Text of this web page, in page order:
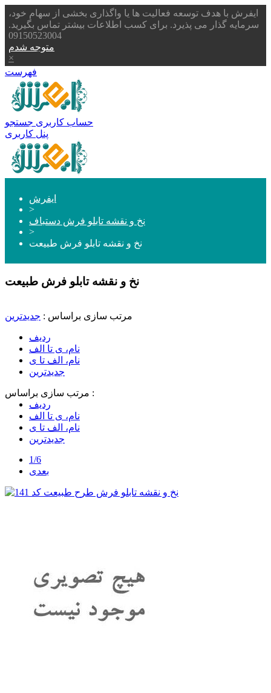
ایفرش با هدف توسعه فعالیت ها یا واگذاری بخشی از سهام خود،
سرمایه گذار می پذیرد. برای کسب اطلاعات بیشتر تماس بگیرید.
09150523004
متوجه شدم
×
فهرست
حساب کاربری جستجو
پنل کاربری
ایفرش
>
نخ و نقشه تابلو فرش دستباف
>
نخ و نقشه تابلو فرش طبیعت
نخ و نقشه تابلو فرش طبیعت
مرتب سازی براساس : جدیدترین
ردیف
نام، ی تا الف
نام، الف تا ی
جدیدترین
مرتب سازی براساس :
ردیف
نام، ی تا الف
نام، الف تا ی
جدیدترین
1/6
بعدی